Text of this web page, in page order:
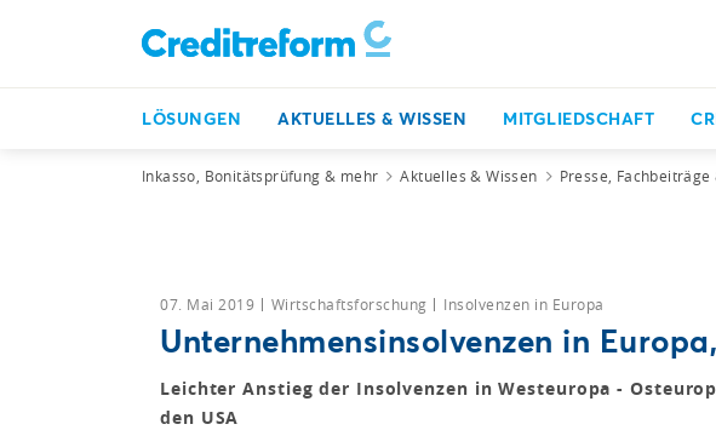
LÖSUNGEN AKTUELLES & WISSEN MITGLIEDSCHAFT
Inkasso, Bonitätsprüfung & mehr Aktuelles & Wissen Presse,
07. Mai 2019 Wirtschaftsforschung Insolvenzen in Europa
Unternehmensinsolvenzen in
Leichter Anstieg der Insolvenzen in Westeuropa -
den USA